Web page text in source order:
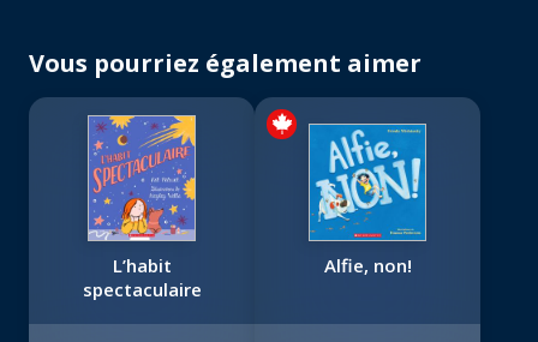
Vous pourriez également aimer
L’habit
spectaculaire
Alfie, non!